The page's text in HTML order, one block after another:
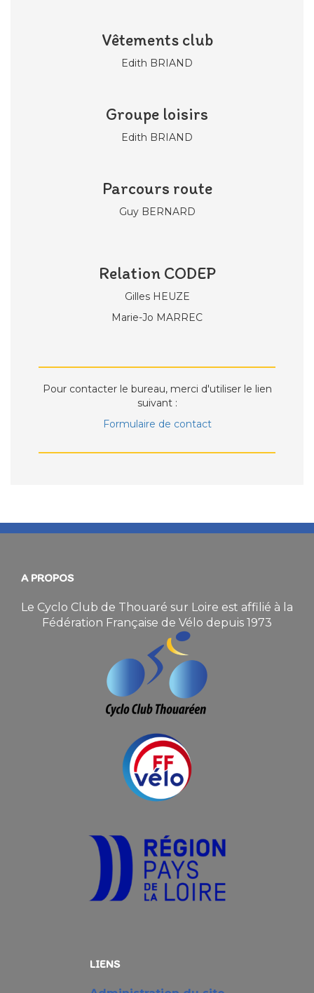
Vêtements club
Edith BRIAND
Groupe loisirs
Edith BRIAND
Parcours route
Guy BERNARD
Relation CODEP
Gilles HEUZE
Marie-Jo MARREC
Pour contacter le bureau, merci d'utiliser le lien
suivant :
Formulaire de contact
A PROPOS
Le Cyclo Club de Thouaré sur Loire est affilié à la
Fédération Française de Vélo depuis 1973
LIENS